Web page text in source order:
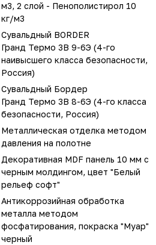
м3, 2 слой - Пенополистирол 10
кг/м3
Сувальдный BORDER
Гранд Термо 3В 9-6Э (4-го
наивысшего класса безопасности,
Россия)
Сувальдный Бордер
Гранд Термо 3В 8-6Э (4-го класса
безопасности, Россия)
Металлическая отделка методом
давления на полотне
Декоративная MDF панель 10 мм с
черным молдингом, цвет "Белый
рельеф софт"
Антикоррозийная обработка
металла методом
фосфатирования, покраска "Муар"
черный